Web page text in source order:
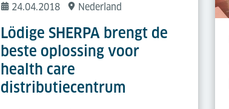
24.04.2018 Nederland
Lödige SHERPA brengt de
beste oplossing voor
health care
distributiecentrum